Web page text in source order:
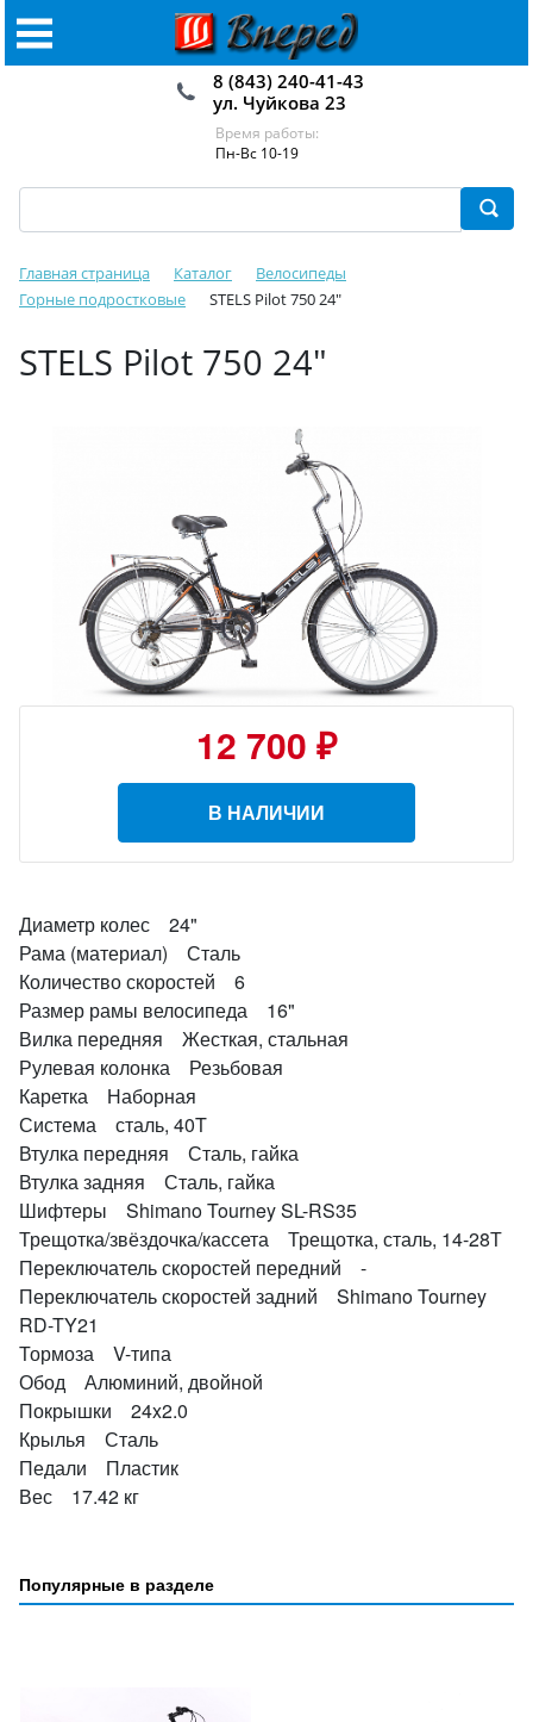
8 (843) 240-41-43
ул. Чуйкова 23
Время работы:
Пн-Вс 10-19
Главная страница Каталог
Велосипеды
Горные подростковые
STELS Pilot 750 24"
STELS Pilot 750 24"
12 700 ₽
В НАЛИЧИИ
Диаметр колес 24"
Рама (материал) Сталь
Количество скоростей 6
Размер рамы велосипеда 16"
Вилка передняя Жесткая, стальная
Рулевая колонка Резьбовая
Каретка Наборная
Система сталь, 40T
Втулка передняя Сталь, гайка
Втулка задняя Сталь, гайка
Шифтеры Shimano Tourney SL-RS35
Трещотка/звёздочка/кассета Трещотка, сталь, 14-28Т
Переключатель скоростей передний -
Переключатель скоростей задний Shimano Tourney
RD-TY21
Тормоза V-типа
Обод Алюминий, двойной
Покрышки 24x2.0
Крылья Сталь
Педали Пластик
Вес 17.42 кг
Популярные в разделе